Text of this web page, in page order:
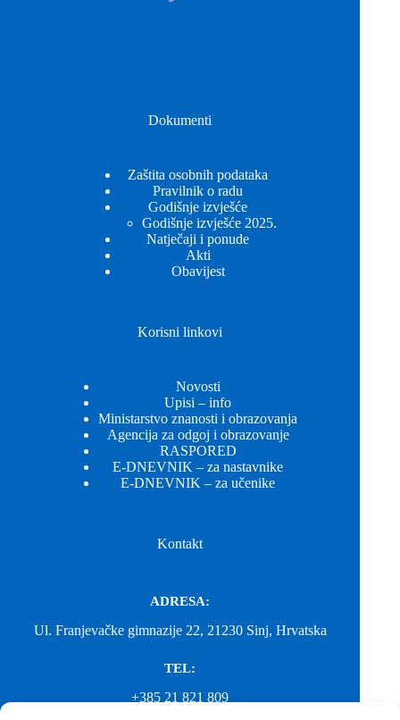
Dokumenti
Zaštita osobnih podataka
Pravilnik o radu
Godišnje izvješće
Godišnje izvješće 2025.
Natječaji i ponude
Akti
Obavijest
Korisni linkovi
Novosti
Upisi – info
Ministarstvo znanosti i obrazovanja
Agencija za odgoj i obrazovanje
RASPORED
E-DNEVNIK – za nastavnike
E-DNEVNIK – za učenike
Kontakt
ADRESA:
Ul. Franjevačke gimnazije 22, 21230 Sinj, Hrvatska
TEL:
+385 21 821 809